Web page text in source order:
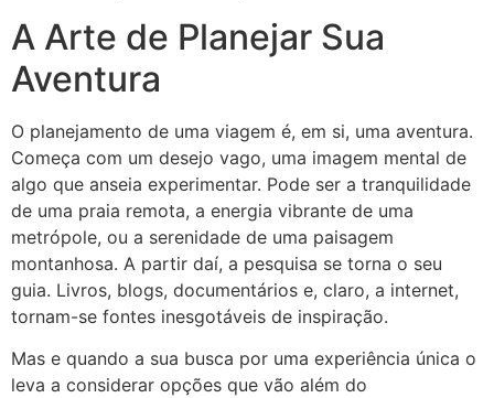
A Arte de Planejar Sua
Aventura
O planejamento de uma viagem é, em si, uma aventura.
Começa com um desejo vago, uma imagem mental de
algo que anseia experimentar. Pode ser a tranquilidade
de uma praia remota, a energia vibrante de uma
metrópole, ou a serenidade de uma paisagem
montanhosa. A partir daí, a pesquisa se torna o seu
guia. Livros, blogs, documentários e, claro, a internet,
tornam-se fontes inesgotáveis de inspiração.
Mas e quando a sua busca por uma experiência única o
leva a considerar opções que vão além do